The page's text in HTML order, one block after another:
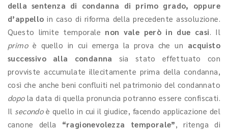
della sentenza di condanna
di primo grado, oppure
d’appello in caso di riforma della precedente assoluzione.
Questo limite temporale non vale però in due casi. Il
primoè quello in cui emerga la prova che un acquisto
successivo alla condanna sia stato effettuato con
provviste accumulate illecitamente prima della condanna,
così che anche beni confluiti nel patrimonio del condannato
dopola data di quella pronuncia potranno essere confiscati.
Il secondo è quello in cui il giudice, facendo applicazione del
canone della “ragionevolezza temporale”, ritenga di